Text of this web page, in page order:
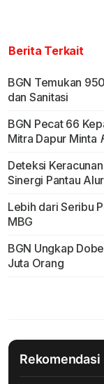
Berita Terkait
BGN Temukan
dan Sanitasi
BGN Pecat 66
Mitra Dapur Minta
Deteksi
Sinergi Pantau
Lebih dari Seribu
MBG
BGN Ungkap
Juta Orang
Rekomendasi